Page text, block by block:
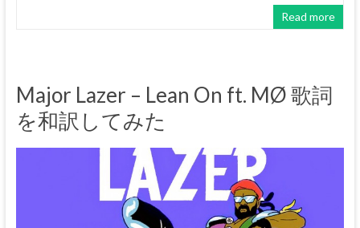
Read more
Major Lazer – Lean On ft. MØ 歌詞
を和訳してみた